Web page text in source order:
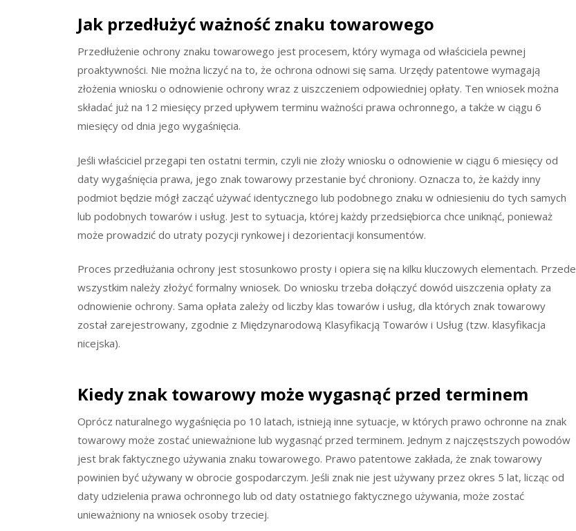
Jak przedłużyć ważność znaku towarowego
Przedłużenie ochrony znaku towarowego jest procesem, który wymaga od właściciela pewnej
proaktywności. Nie można liczyć na to, że ochrona odnowi się sama. Urzędy patentowe wymagają
złożenia wniosku o odnowienie ochrony wraz z uiszczeniem odpowiedniej opłaty. Ten wniosek można
składać już na 12 miesięcy przed upływem terminu ważności prawa ochronnego, a także w ciągu 6
miesięcy od dnia jego wygaśnięcia.
Jeśli właściciel przegapi ten ostatni termin, czyli nie złoży wniosku o odnowienie w ciągu 6 miesięcy od
daty wygaśnięcia prawa, jego znak towarowy przestanie być chroniony. Oznacza to, że każdy inny
podmiot będzie mógł zacząć używać identycznego lub podobnego znaku w odniesieniu do tych samych
lub podobnych towarów i usług. Jest to sytuacja, której każdy przedsiębiorca chce uniknąć, ponieważ
może prowadzić do utraty pozycji rynkowej i dezorientacji konsumentów.
Proces przedłużania ochrony jest stosunkowo prosty i opiera się na kilku kluczowych elementach. Przede
wszystkim należy złożyć formalny wniosek. Do wniosku trzeba dołączyć dowód uiszczenia opłaty za
odnowienie ochrony. Sama opłata zależy od liczby klas towarów i usług, dla których znak towarowy
został zarejestrowany, zgodnie z Międzynarodową Klasyfikacją Towarów i Usług (tzw. klasyfikacja
nicejska).
Kiedy znak towarowy może wygasnąć przed terminem
Oprócz naturalnego wygaśnięcia po 10 latach, istnieją inne sytuacje, w których prawo ochronne na znak
towarowy może zostać unieważnione lub wygasnąć przed terminem. Jednym z najczęstszych powodów
jest brak faktycznego używania znaku towarowego. Prawo patentowe zakłada, że znak towarowy
powinien być używany w obrocie gospodarczym. Jeśli znak nie jest używany przez okres 5 lat, licząc od
daty udzielenia prawa ochronnego lub od daty ostatniego faktycznego używania, może zostać
unieważniony na wniosek osoby trzeciej.